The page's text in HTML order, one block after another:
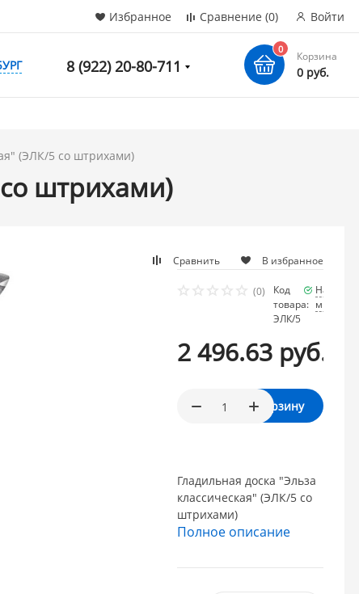
Избранное Сравнение (0) Войти
8 (922) 20-80-711
0
Корзина
0 руб.
(ЭЛК/5 со штрихами)
штрихами)
Сравнить В избранное
(0)
Код
товара:
ЭЛК/5
много
2 496.63 руб.
В корзину
Гладильная доска "Эльза
классическая" (ЭЛК/5 со
штрихами)
Полное описание